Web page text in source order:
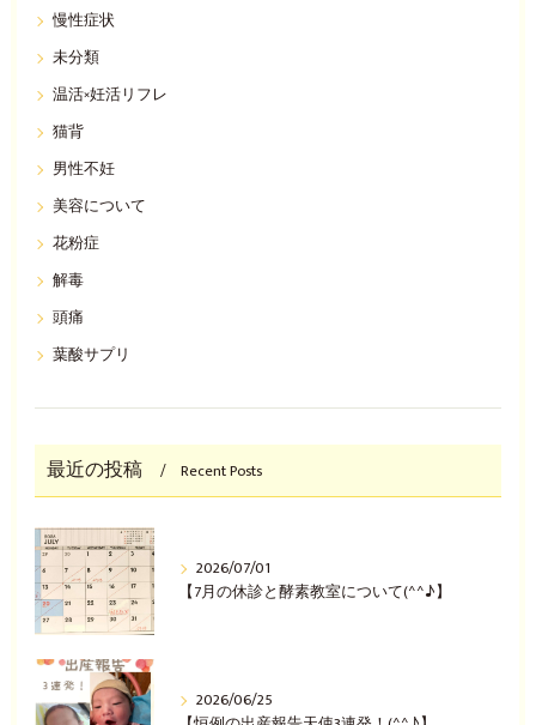
慢性症状
未分類
温活×妊活リフレ
猫背
男性不妊
美容について
花粉症
解毒
頭痛
葉酸サプリ
最近の投稿 Recent Posts
2026/07/01
【7月の休診と酵素教室について(^^♪】
2026/06/25